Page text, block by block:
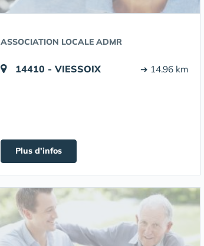
ASSOCIATION LOCALE ADMR
14410 - VIESSOIX ➔ 14.96 km
Plus d'infos